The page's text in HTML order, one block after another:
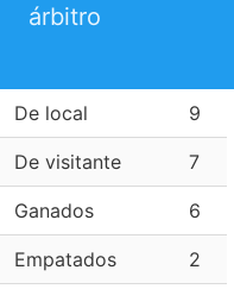
árbitro
De local 9
De visitante 7
Ganados 6
Empatados 2